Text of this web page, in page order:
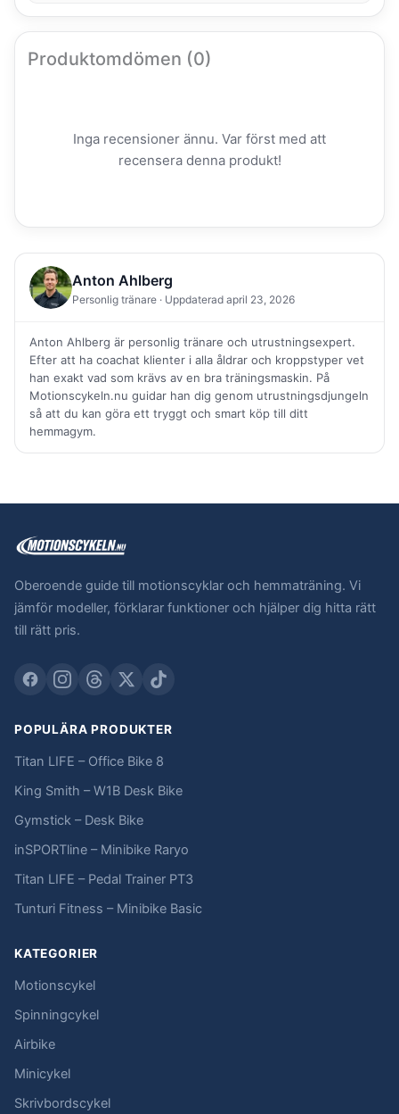
Produktomdömen (0)
Inga recensioner ännu. Var först med att
recensera denna produkt!
Anton Ahlberg
Personlig tränare · Uppdaterad april 23, 2026
Anton Ahlberg är personlig tränare och utrustningsexpert.
Efter att ha coachat klienter i alla åldrar och kroppstyper vet
han exakt vad som krävs av en bra träningsmaskin. På
Motionscykeln.nu guidar han dig genom utrustningsdjungeln
så att du kan göra ett tryggt och smart köp till ditt
hemmagym.
Oberoende guide till motionscyklar och hemmaträning. Vi
jämför modeller, förklarar funktioner och hjälper dig hitta rätt
till rätt pris.
POPULÄRA PRODUKTER
Titan LIFE – Office Bike 8
King Smith – W1B Desk Bike
Gymstick – Desk Bike
inSPORTline – Minibike Raryo
Titan LIFE – Pedal Trainer PT3
Tunturi Fitness – Minibike Basic
KATEGORIER
Motionscykel
Spinningcykel
Airbike
Minicykel
Skrivbordscykel